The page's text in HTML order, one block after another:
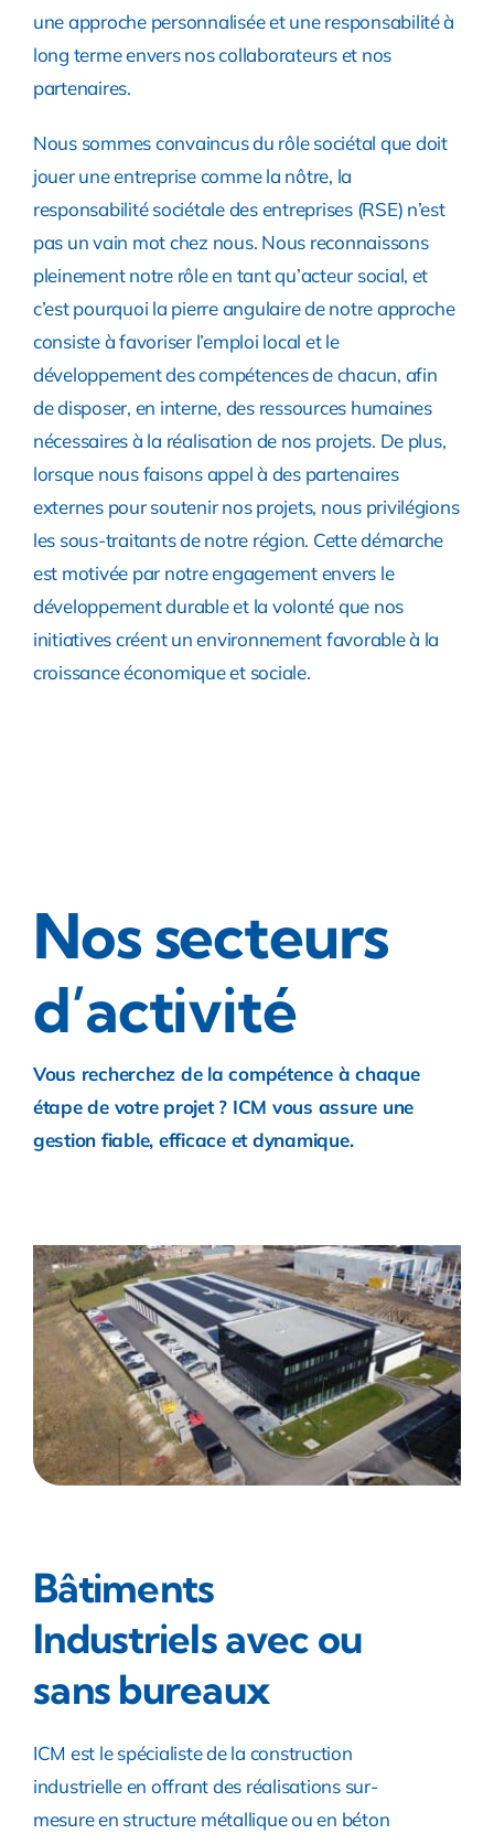
une approche personnalisée et une responsabilité à
long terme envers nos collaborateurs et nos
partenaires.
Nous sommes convaincus du rôle sociétal que doit
jouer une entreprise comme la nôtre, la
responsabilité sociétale des entreprises (RSE) n’est
pas un vain mot chez nous. Nous reconnaissons
pleinement notre rôle en tant qu’acteur social, et
c’est pourquoi la pierre angulaire de notre approche
consiste à favoriser l’emploi local et le
développement des compétences de chacun, afin
de disposer, en interne, des ressources humaines
nécessaires à la réalisation de nos projets. De plus,
lorsque nous faisons appel à des partenaires
externes pour soutenir nos projets, nous privilégions
les sous-traitants de notre région. Cette démarche
est motivée par notre engagement envers le
développement durable et la volonté que nos
initiatives créent un environnement favorable à la
croissance économique et sociale.
Nos secteurs
d’activité
Vous recherchez de la compétence à chaque
étape de votre projet ? ICM vous assure une
gestion fiable, efficace et dynamique.
Bâtiments
Industriels avec ou
sans bureaux
ICM est le spécialiste de la construction
industrielle en offrant des réalisations sur-
mesure en structure métallique ou en béton